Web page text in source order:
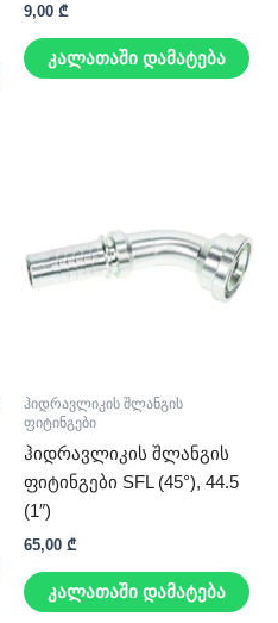
9,00 ₾
კალათაში დამატება
ჰიდრავლიკის შლანგის
ფიტინგები
ჰიდრავლიკის შლანგის
ფიტინგები SFL (45°), 44.5
(1″)
65,00 ₾
კალათაში დამატება